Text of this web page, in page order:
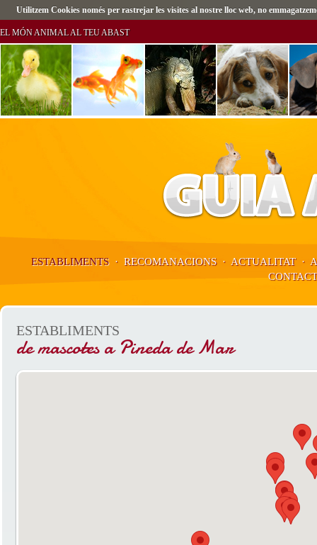
Utilitzem Cookies només per rastrejar les visites al nostre lloc web, no
EL MÓN ANIMAL AL TEU ABAST
ESTABLIMENTS· RECOMANACIONS· ACTUALITAT·
ESTABLIMENTS
de mascotes a Pineda de Mar